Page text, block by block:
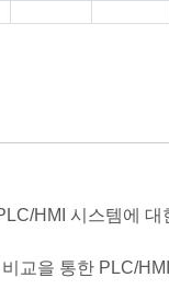
HMI 시스템에
교을 통한 PLC/